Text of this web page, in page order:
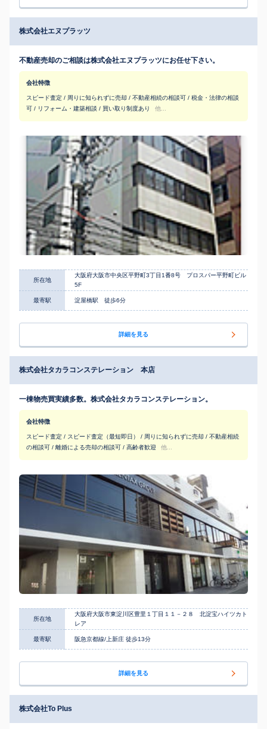
株式会社エヌプラッツ
不動産売却のご相談は株式会社エヌプラッツにお任せ下さい。
会社特徴
スピード査定 / 周りに知られずに売却 / 不動産相続の相談可 / 税金・法律の相談
可 / リフォーム・建築相談 / 買い取り制度あり
他...
所在地
大阪府大阪市中央区平野町3丁目1番8号 プロスパー平野町ビル
5F
最寄駅 淀屋橋駅 徒歩6分
詳細を見る
株式会社タカラコンステレーション 本店
一棟物売買実績多数。株式会社タカラコンステレーション。
会社特徴
スピード査定 / スピード査定（最短即日） / 周りに知られずに売却 / 不動産相続
の相談可 / 離婚による売却の相談可 / 高齢者歓迎
他...
所在地
大阪府大阪市東淀川区豊里１丁目１１－２８ 北淀宝ハイツカト
レア
最寄駅 阪急京都線/上新庄 徒歩13分
詳細を見る
株式会社To Plus